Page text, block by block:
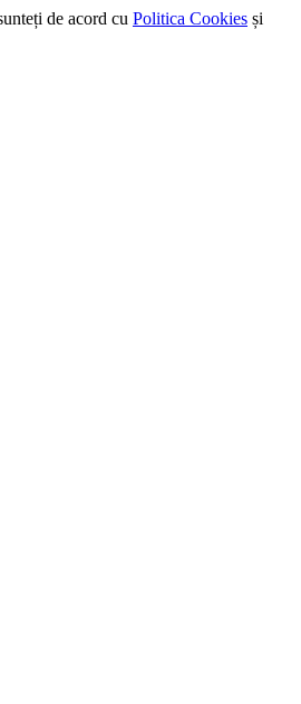
de acord cu Politica Cookies și